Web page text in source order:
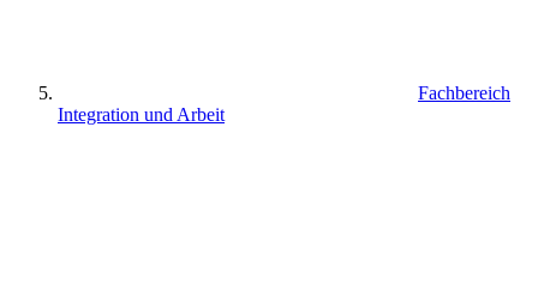
Fachbereich
Integration und Arbeit